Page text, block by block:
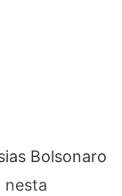
Bolsonaro
nesta